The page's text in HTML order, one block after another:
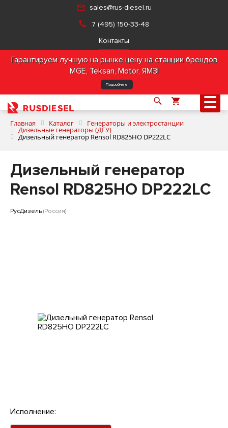
sales@rus-diesel.ru
7 (495) 150-33-48
Контакты
Гарантируем лучшую на рынке цену на станции брендов
MGE, Teksan, Motor, ЯМЗ!
Подробнее
Продукция
Главная Каталог Генераторы и электростанции
Дизельные генераторы (ДГУ)
Дизельный генератор Rensol RD825HO DP222LC
Дизельный генератор
Rensol RD825HO DP222LC
РусДизель (Россия)
Исполнение: